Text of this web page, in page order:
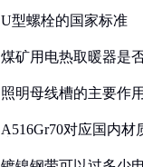
U型螺栓的国家标准
煤矿用电热取暖器是
照明母线槽的主要作
A516Gr70对应国内材